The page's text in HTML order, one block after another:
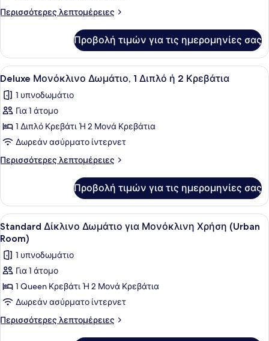
Περισσότερες λεπτομέρειες
Περισσότερες
Τρίκλινο
Δωμάτιο
Προβολή τιμών για τις ημερομηνίες σας
Προβολή
όλων
των
φωτογραφιών
για
Deluxe
Μονόκλινο
Δωμάτιο,
Διπλό
ή
2
Κρεβάτια
Ένα δωμάτιο ξενοδοχείου με ένα
5
Deluxe Μονόκλινο Δωμάτιο, 1 Διπλό ή 2 Κρεβάτια
1 υπνοδωμάτιο
Για 1 άτομο
1 Διπλό Κρεβάτι Ή 2 Μονά Κρεβάτια
Δωρεάν ασύρματο ίντερνετ
Περισσότερες λεπτομέρειες
Περισσότερες
Μονόκλινο
Δωμάτιο,
1
Διπλό
2
Κρεβάτια
Προβολή τιμών για τις ημερομηνίες σας
Προβολή
όλων
των
φωτογραφιών
για
Standard
Δίκλινο
Δωμάτιο
Ένα δωμάτιο ξενοδοχείου με ένα
4
Standard Δίκλινο Δωμάτιο για Μονόκλινη Χρήση (Urban
Room)
1 υπνοδωμάτιο
Για 1 άτομο
1 Queen Κρεβάτι Ή 2 Μονά Κρεβάτια
Δωρεάν ασύρματο ίντερνετ
Περισσότερες λεπτομέρειες
Περισσότερες